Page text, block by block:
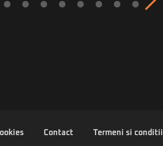
Contact Termeni si conditii